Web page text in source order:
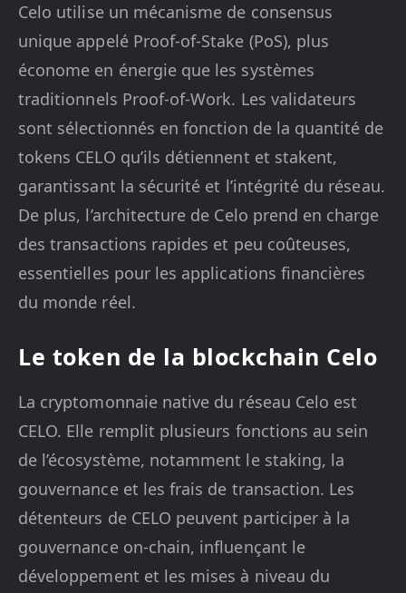
Celo utilise un mécanisme de consensus
unique appelé Proof-of-Stake (PoS), plus
économe en énergie que les systèmes
traditionnels Proof-of-Work. Les validateurs
sont sélectionnés en fonction de la quantité de
tokens CELO qu’ils détiennent et stakent,
garantissant la sécurité et l’intégrité du réseau.
De plus, l’architecture de Celo prend en charge
des transactions rapides et peu coûteuses,
essentielles pour les applications financières
du monde réel.
Le token de la blockchain Celo
La cryptomonnaie native du réseau Celo est
CELO. Elle remplit plusieurs fonctions au sein
de l’écosystème, notamment le staking, la
gouvernance et les frais de transaction. Les
détenteurs de CELO peuvent participer à la
gouvernance on-chain, influençant le
développement et les mises à niveau du